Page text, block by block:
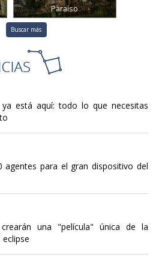
Paraíso
Buscar más
ya está aquí: todo lo que necesitas
agentes para el gran dispositivo del
una "película" única de la